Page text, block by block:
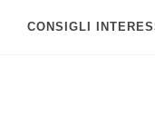
CONSIGLI